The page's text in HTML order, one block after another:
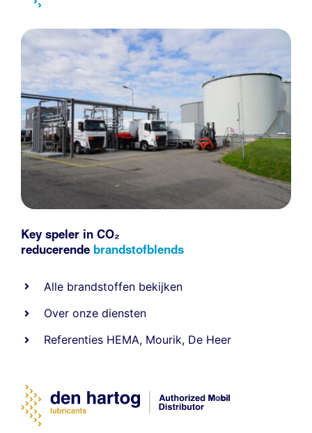
Key speler in CO₂
reducerende brandstofblends
Alle brandstoffen bekijken
Over onze diensten
Referenties HEMA, Mourik, De Heer